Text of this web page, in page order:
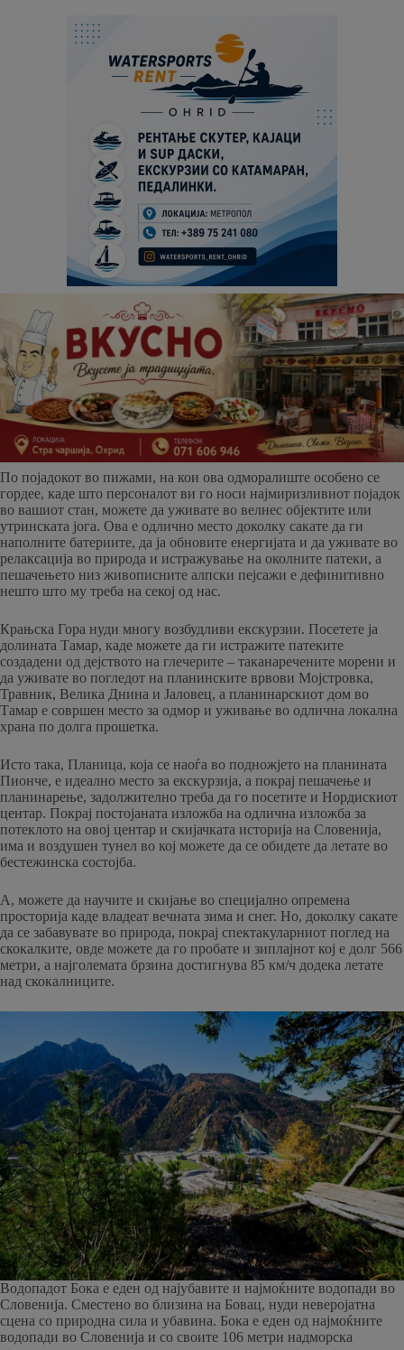
По појадокот во пижами, на кои ова одморалиште особено се
гордее, каде што персоналот ви го носи најмиризливиот појадок
во вашиот стан, можете да уживате во велнес објектите или
утринската јога. Ова е одлично место доколку сакате да ги
наполните батериите, да ја обновите енергијата и да уживате во
релаксација во природа и истражување на околните патеки, а
пешачењето низ живописните алпски пејсажи е дефинитивно
нешто што му треба на секој од нас.
Крањска Гора нуди многу возбудливи екскурзии. Посетете ја
долината Тамар, каде можете да ги истражите патеките
создадени од дејството на глечерите – таканаречените морени и
да уживате во погледот на планинските врвови Мојстровка,
Травник, Велика Днина и Јаловец, а планинарскиот дом во
Тамар е совршен место за одмор и уживање во одлична локална
храна по долга прошетка.
Исто така, Планица, која се наоѓа во подножјето на планината
Пионче, е идеално место за екскурзија, а покрај пешачење и
планинарење, задолжително треба да го посетите и Нордискиот
центар. Покрај постојаната изложба на одлична изложба за
потеклото на овој центар и скијачката историја на Словенија,
има и воздушен тунел во кој можете да се обидете да летате во
бестежинска состојба.
А, можете да научите и скијање во специјално опремена
просторија каде владеат вечната зима и снег. Но, доколку сакате
да се забавувате во природа, покрај спектакуларниот поглед на
скокалките, овде можете да го пробате и зиплајнот кој е долг 566
метри, а најголемата брзина достигнува 85 км/ч додека летате
над скокалниците.
Водопадот Бока е еден од најубавите и најмоќните водопади во
Словенија. Сместено во близина на Бовац, нуди неверојатна
сцена со природна сила и убавина. Бока е еден од најмоќните
водопади во Словенија и со своите 106 метри надморска